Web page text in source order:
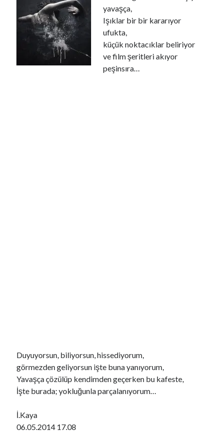
Ukrayna: Rus ordusu bu gece 17 füze ve 202 SİHA ile saldırı düzenledi
Yemen'deki Husiler: Suudi Arabistan'da Aramco rafinerisini İHA'yla
hedef aldık
Pentagon, azalan mühimmat stoku için savunma şirketlerinden
hızlanmalarını istedi
Katil İsrail'in Gazze'ye saldırılarında can kaybı 73 bin 386'ya yükseldi
YouTube Kanalımdan Önerilen Video
Video
oynatıcı
yavaşça,
Işıklar bir bir kararıyor
ufukta,
küçük noktacıklar beliriyor
ve film şeritleri akıyor
peşinsıra…
Duyuyorsun, biliyorsun, hissediyorum,
görmezden geliyorsun işte buna yanıyorum,
Yavaşça çözülüp kendimden geçerken bu kafeste,
İşte burada; yokluğunla parçalanıyorum…
İ.Kaya
06.05.2014 17.08